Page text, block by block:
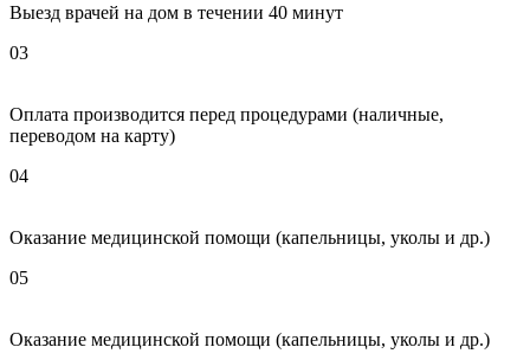
Выезд врачей на дом в течении 40 минут
03
Оплата производится перед процедурами (наличные,
переводом на карту)
04
Оказание медицинской помощи (капельницы, уколы и др.)
05
Оказание медицинской помощи (капельницы, уколы и др.)